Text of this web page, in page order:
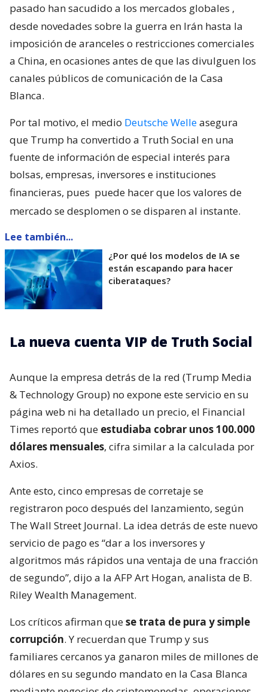
pasado han sacudido a los mercados globales ,
desde novedades sobre la guerra en Irán hasta la
imposición de aranceles o restricciones comerciales
a China, en ocasiones antes de que las divulguen los
canales públicos de comunicación de la Casa
Blanca.
Por tal motivo, el medio Deutsche Welleasegura
que Trump ha convertido a Truth Social en una
fuente de información de especial interés para
bolsas, empresas, inversores e instituciones
financieras, pues puede hacer que los valores de
mercado se desplomen o se disparen al instante.
Lee también...
¿Por qué los modelos de IA se
están escapando para hacer
ciberataques?
La nueva cuenta VIP de Truth Social
Aunque la empresa detrás de la red (Trump Media
& Technology Group) no expone este servicio en su
página web ni ha detallado un precio, el Financial
Times reportó que estudiaba cobrar unos 100.000
dólares mensuales, cifra similar a la calculada por
Axios.
Ante esto, cinco empresas de corretaje se
registraron poco después del lanzamiento, según
The Wall Street Journal. La idea detrás de este nuevo
servicio de pago es “dar a los inversores y
algoritmos más rápidos una ventaja de una fracción
de segundo”, dijo a la AFP Art Hogan, analista de B.
Riley Wealth Management.
Los críticos afirman quese trata de pura y simple
corrupción. Y recuerdan que Trump y sus
familiares cercanos ya ganaron miles de millones de
dólares en su segundo mandato en la Casa Blanca